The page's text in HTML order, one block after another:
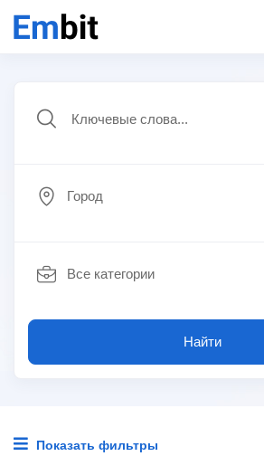
Город
Все категории
Найти
Показать фильтры